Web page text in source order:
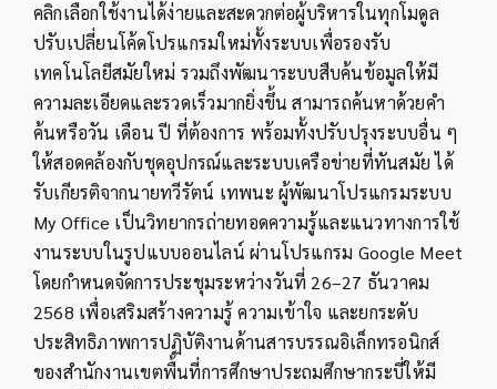
คลิกเลือกใช้งานได้ง่ายและสะดวกต่อผู้บริหารในทุกโมดูล
ปรับเปลี่ยนโค้ดโปรแกรมใหม่ทั้งระบบเพื่อรองรับ
เทคโนโลยีสมัยใหม่ รวมถึงพัฒนาระบบสืบค้นข้อมูลให้มี
ความละเอียดและรวดเร็วมากยิ่งขึ้น สามารถค้นหาด้วยคำ
ค้นหรือวัน เดือน ปี ที่ต้องการ พร้อมทั้งปรับปรุงระบบอื่น ๆ
ให้สอดคล้องกับชุดอุปกรณ์และระบบเครือข่ายที่ทันสมัย ได้
รับเกียรติจากนายทวีรัตน์ เทพนะ ผู้พัฒนาโปรแกรมระบบ
My Office เป็นวิทยากรถ่ายทอดความรู้และแนวทางการใช้
งานระบบในรูปแบบออนไลน์ ผ่านโปรแกรม Google Meet
โดยกำหนดจัดการประชุมระหว่างวันที่ 26–27 ธันวาคม
2568 เพื่อเสริมสร้างความรู้ ความเข้าใจ และยกระดับ
ประสิทธิภาพการปฏิบัติงานด้านสารบรรณอิเล็กทรอนิกส์
ของสำนักงานเขตพื้นที่การศึกษาประถมศึกษากระบี่ให้มี